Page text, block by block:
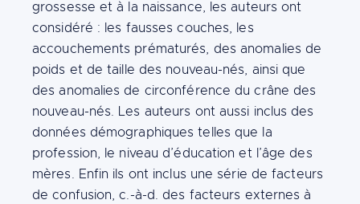
grossesse et à la naissance, les auteurs ont
considéré : les fausses couches, les
accouchements prématurés, des anomalies de
poids et de taille des nouveau-nés, ainsi que
des anomalies de circonférence du crâne des
nouveau-nés. Les auteurs ont aussi inclus des
données démographiques telles que la
profession, le niveau d’éducation et l’âge des
mères. Enfin ils ont inclus une série de facteurs
de confusion, c.-à-d. des facteurs externes à